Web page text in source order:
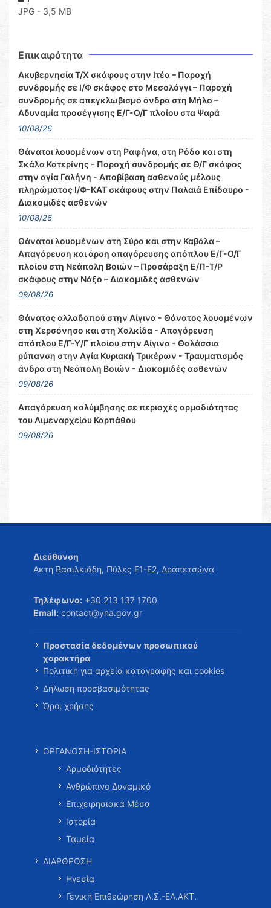
JPG - 3,5 MB
Επικαιρότητα
Ακυβερνησία Τ/Χ σκάφους στην Ιτέα – Παροχή
συνδρομής σε Ι/Φ σκάφος στο Μεσολόγγι – Παροχή
συνδρομής σε απεγκλωβισμό άνδρα στη Μήλο –
Αδυναμία προσέγγισης Ε/Γ-Ο/Γ πλοίου στα Ψαρά
10/08/26
Θάνατοι λουομένων στη Ραφήνα, στη Ρόδο και στη
Σκάλα Κατερίνης - Παροχή συνδρομής σε Θ/Γ σκάφος
στην αγία Γαλήνη - Αποβίβαση ασθενούς μέλους
πληρώματος Ι/Φ-ΚΑΤ σκάφους στην Παλαιά Επίδαυρο -
Διακομιδές ασθενών
10/08/26
Θάνατοι λουομένων στη Σύρο και στην Καβάλα –
Απαγόρευση και άρση απαγόρευσης απόπλου Ε/Γ-Ο/Γ
πλοίου στη Νεάπολη Βοιών – Προσάραξη Ε/Π-Τ/Ρ
σκάφους στην Νάξο – Διακομιδές ασθενών
09/08/26
Θάνατος αλλοδαπού στην Αίγινα - Θάνατος λουομένων
στη Χερσόνησο και στη Χαλκίδα - Απαγόρευση
απόπλου Ε/Γ-Υ/Γ πλοίου στην Αίγινα - Θαλάσσια
ρύπανση στην Αγία Κυριακή Τρικέρων - Τραυματισμός
άνδρα στη Νεάπολη Βοιών - Διακομιδές ασθενών
09/08/26
Απαγόρευση κολύμβησης σε περιοχές αρμοδιότητας
του Λιμεναρχείου Καρπάθου
09/08/26
Διεύθυνση
Ακτή Βασιλειάδη, Πύλες Ε1-Ε2, Δραπετσώνα
Τηλέφωνο: +30 213 137 1700
Email: contact@yna.gov.gr
Προστασία δεδομένων προσωπικού
χαρακτήρα
Πολιτική για αρχεία καταγραφής και cookies
Δήλωση προσβασιμότητας
Όροι χρήσης
ΟΡΓΑΝΩΣΗ-ΙΣΤΟΡΙΑ
Αρμοδιότητες
Ανθρώπινο Δυναμικό
Επιχειρησιακά Μέσα
Ιστορία
Ταμεία
ΔΙΑΡΘΡΩΣΗ
Ηγεσία
Γενική Επιθεώρηση Λ.Σ.-ΕΛ.ΑΚΤ.